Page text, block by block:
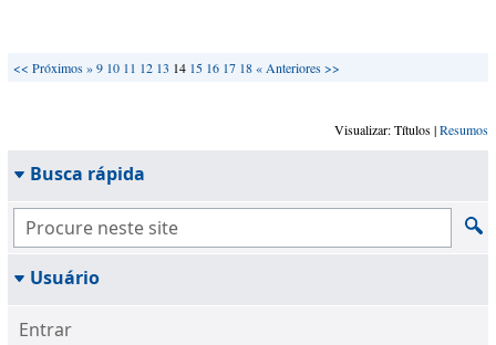
<< Próximos »9 10 11 12 13 14 15 16 17 18« Anteriores>>
Visualizar: Títulos |Resumos
Busca rápida
Usuário
Entrar